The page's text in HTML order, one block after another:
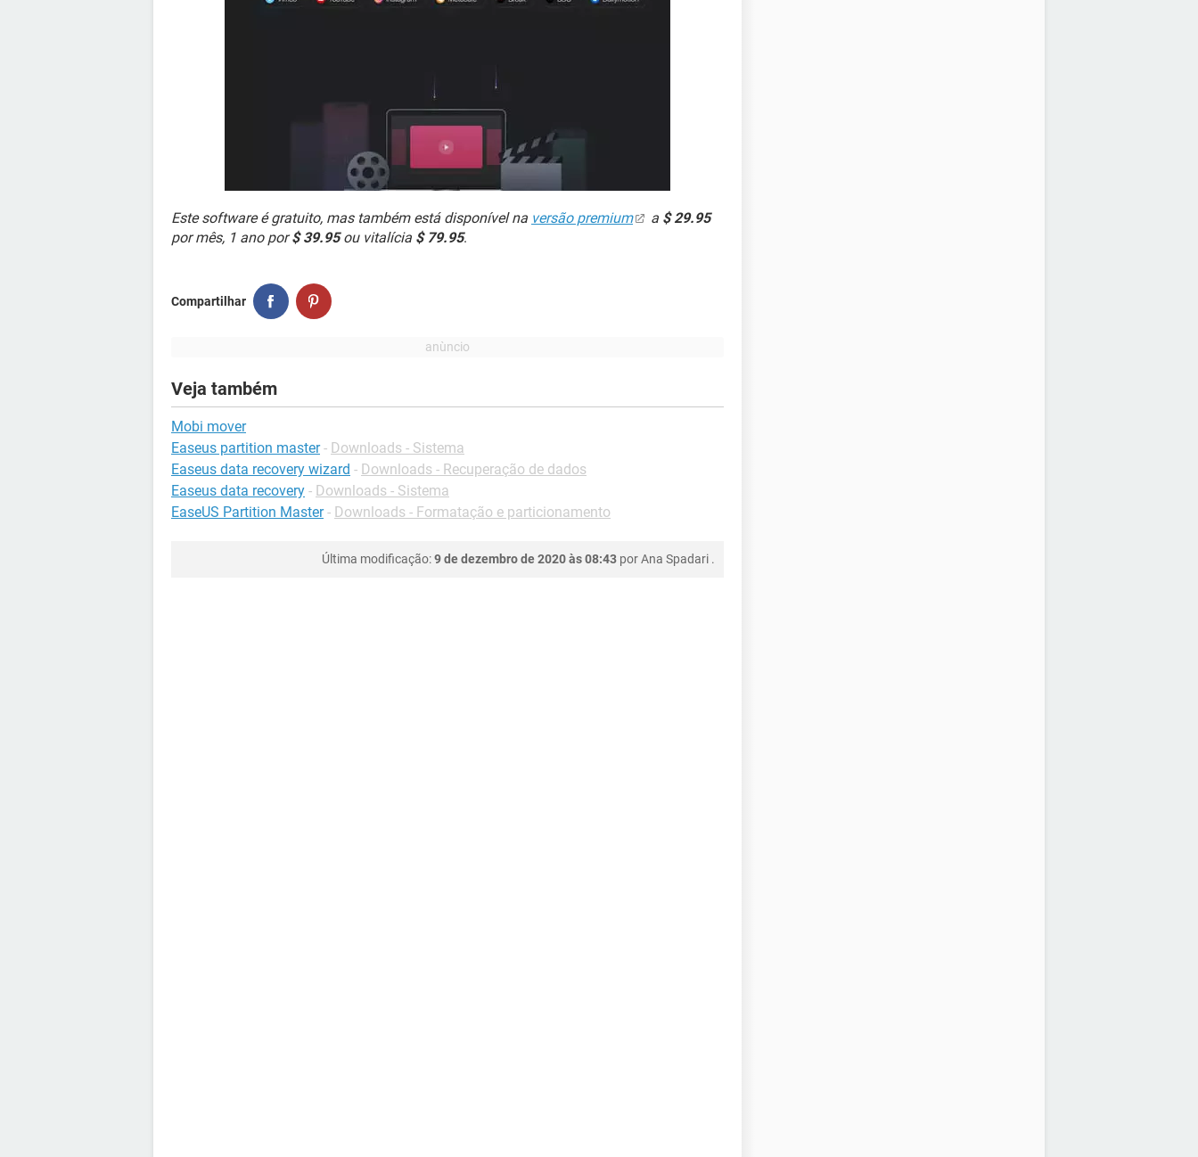
Este software é gratuito, mas também está disponível na versão premium a $ 29.95
por mês, 1 ano por$ 39.95ou vitalícia $ 79.95.
Compartilhar
Veja também
Mobi mover
Easeus partition master - Downloads - Sistema
Easeus data recovery wizard - Downloads - Recuperação de dados
Easeus data recovery - Downloads - Sistema
EaseUS Partition Master - Downloads - Formatação e particionamento
Última modificação:9 de dezembro de 2020 às 08:43 porAna Spadari .